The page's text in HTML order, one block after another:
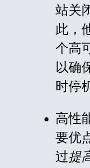
站关
此，
个高
以确
时停
高性
要优
过提